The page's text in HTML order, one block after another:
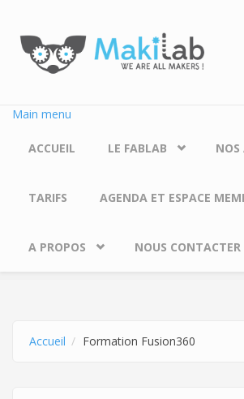
Main menu
ACCUEIL LE FABLAB NOS
TARIFS AGENDA ET ESPACE
A PROPOS NOUS CONTACTER
Accueil Formation Fusion360